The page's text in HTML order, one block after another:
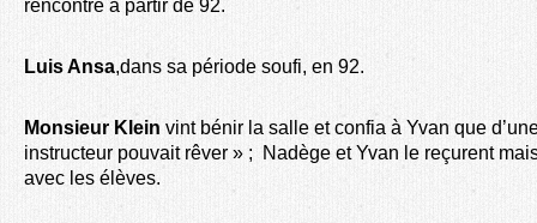
rencontre à partir de 92.
Luis Ansa,dans sa période soufi, en 92.
Monsieur Klein vint bénir la salle et confia à Yvan que
instructeur pouvait rêver » ; Nadège et Yvan le reçurent
avec les élèves.